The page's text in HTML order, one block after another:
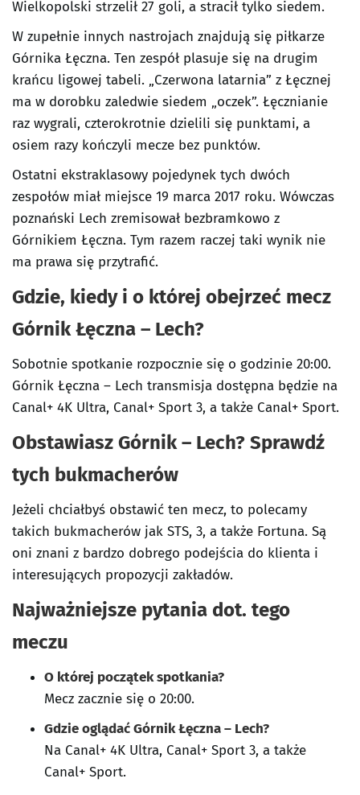
Wielkopolski strzelił 27 goli, a stracił tylko siedem.
W zupełnie innych nastrojach znajdują się piłkarze
Górnika Łęczna. Ten zespół plasuje się na drugim
krańcu ligowej tabeli. „Czerwona latarnia” z Łęcznej
ma w dorobku zaledwie siedem „oczek”. Łęcznianie
raz wygrali, czterokrotnie dzielili się punktami, a
osiem razy kończyli mecze bez punktów.
Ostatni ekstraklasowy pojedynek tych dwóch
zespołów miał miejsce 19 marca 2017 roku. Wówczas
poznański Lech zremisował bezbramkowo z
Górnikiem Łęczna. Tym razem raczej taki wynik nie
ma prawa się przytrafić.
Gdzie, kiedy i o której obejrzeć mecz
Górnik Łęczna – Lech?
Sobotnie spotkanie rozpocznie się o godzinie 20:00.
Górnik Łęczna – Lech transmisja dostępna będzie na
Canal+ 4K Ultra, Canal+ Sport 3, a także Canal+ Sport.
Obstawiasz Górnik – Lech? Sprawdź
tych bukmacherów
Jeżeli chciałbyś obstawić ten mecz, to polecamy
takich bukmacherów jak STS, 3, a także Fortuna. Są
oni znani z bardzo dobrego podejścia do klienta i
interesujących propozycji zakładów.
Najważniejsze pytania dot. tego
meczu
O której początek spotkania?
Mecz zacznie się o 20:00.
Gdzie oglądać Górnik Łęczna – Lech?
Na Canal+ 4K Ultra, Canal+ Sport 3, a także
Canal+ Sport.